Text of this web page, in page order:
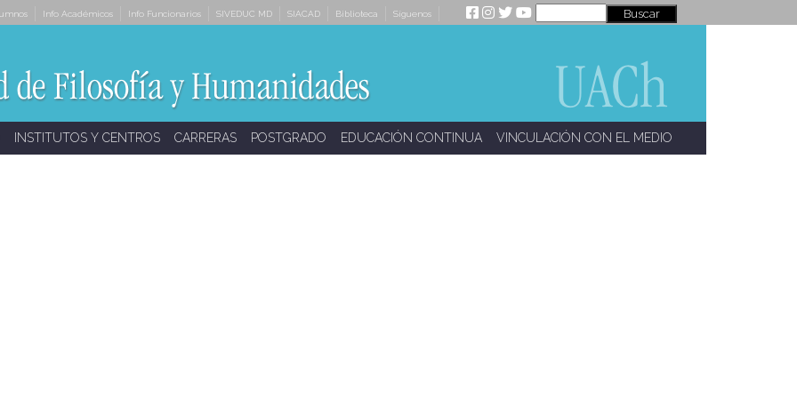
Info Académicos Info Funcionarios SIVEDUC MD SIACAD Biblioteca Síguenos
INSTITUTOS Y CENTROS CARRERAS POSTGRADO EDUCACIÓN CONTINUA VINCULACIÓN CON EL MEDIO